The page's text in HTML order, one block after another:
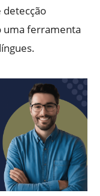
detecção
uma ferramenta